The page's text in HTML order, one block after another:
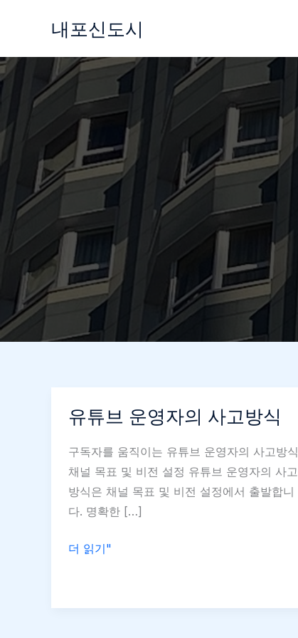
로
건
뛰
기
내포신도시
유튜브 운영자의 사고방식
구독자를 움직이는 유튜브 운영자의 사고방식
채널 목표 및 비전 설정 유튜브 운영자의 사고
방식은 채널 목표 및 비전 설정에서 출발합니
다. 명확한 […]
유
운
더 읽기"